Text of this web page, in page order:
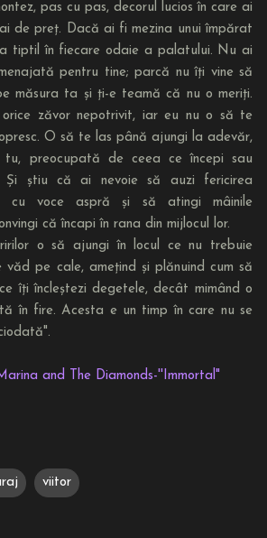
pas cu pas, decorul lucios în care ai
de preț. Dacă ai fi mezina unui împărat
tiptil în fiecare odaie a palatului. Nu ai
pentru tine; parcă nu îți vine să
măsura ta și ți-e teamă că nu o meriți.
zăvor nepotrivit, iar eu nu o să te
O să te las până ajungi la adevăr,
preocupată de ceea ce începi sau
Și știu că ai nevoie să auzi fericirea
cu voce aspră și să atingi mâinile
că încapi în rana din mijlocul lor.
o să ajungi în locul ce nu trebuie
pe cale, amețind și plănuind cum să
îți încleștezi degetele, decât mimând o
în fire. Acesta e un timp în care nu se
and The Diamonds-''Immortal"
viitor